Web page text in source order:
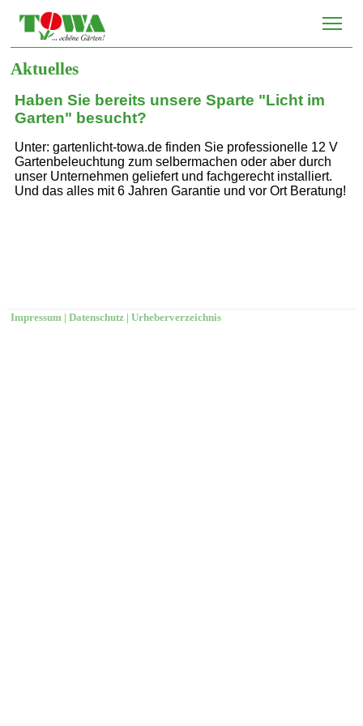
Aktuelles
Haben Sie bereits unsere Sparte "Licht im
Garten" besucht?
Unter: gartenlicht-towa.de finden Sie professionelle 12 V
Gartenbeleuchtung zum selbermachen oder aber durch
unser Unternehmen geliefert und fachgerecht installiert.
Und das alles mit 6 Jahren Garantie und vor Ort Beratung!
Impressum | Datenschutz | Urheberverzeichnis